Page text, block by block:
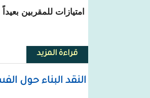
امتيازات للمقربين
قراءة المزيدحول وزير
النقد البناء حول